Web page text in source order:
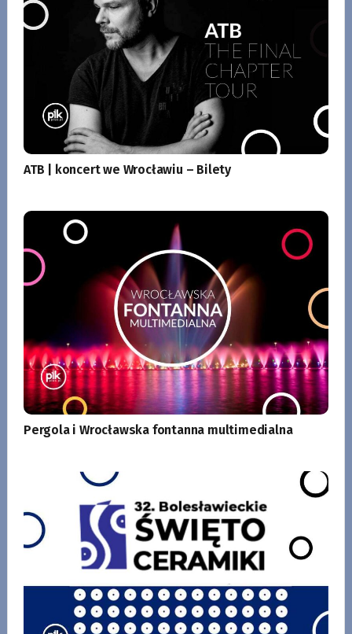
ATB | koncert we Wrocławiu – Bilety
Pergola i Wrocławska fontanna multimedialna